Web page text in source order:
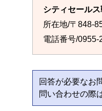
シティセール
所在地/〒848-
電話番号/0955-
回答が必要なお
問い合わせの際